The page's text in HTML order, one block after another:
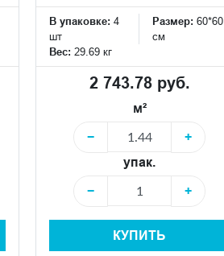
В упаковке: 4
шт
Размер: 60*60
см
Вес: 29.69 кг
2 743.78 руб.
м²
−
+
упак.
−
+
КУПИТЬ